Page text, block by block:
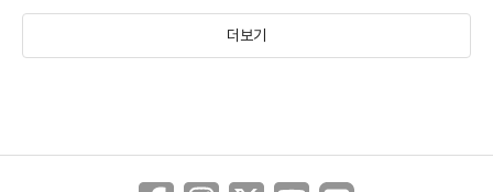
이필우 문예봉
더보기